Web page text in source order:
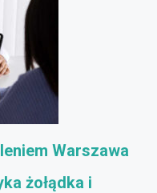
Warszawa
żołądka i